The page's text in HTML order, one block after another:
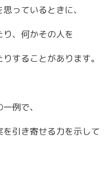
っているときに、
、何かその人を
することがあります。
例で、
引き寄せる力を示して